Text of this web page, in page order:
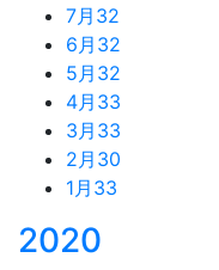
7月 32
6月 32
5月 32
4月 33
3月 33
2月 30
1月 33
2020